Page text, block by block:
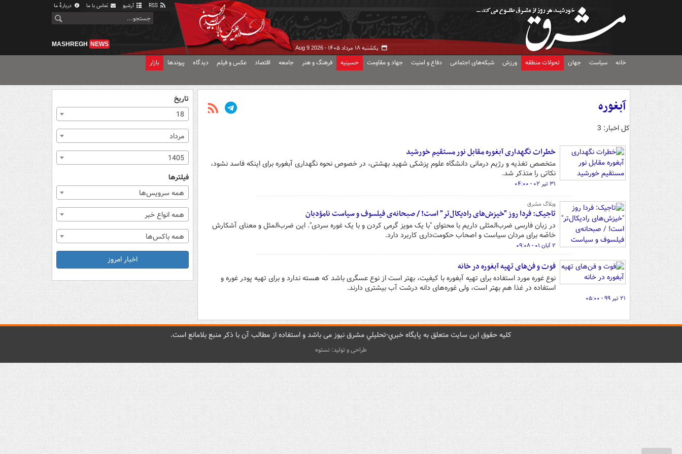
آرشیو تماس با ما دربارهٔ ما
یکشنبه ۱۸ مرداد ۱۴۰۵ - Aug 9 2026
MASHREGH NEWS
خانه سیاست جهان تحولات منطقه ورزش شبکه‌های اجتماعی دفاع و امنیت جهاد و مقاومت حسینیه فرهنگ و هنر جامعه اقتصاد عکس و فیلم دیدگاه پیوندها بازار
آبغوره
کل اخبار: 3
خطرات نگهداری آبغوره مقابل نور مستقیم خورشید
متخصص تغذیه و رژیم درمانی دانشگاه علوم پزشکی شهید بهشتی، در خصوص نحوه نگهداری آبغوره برای اینکه فاسد نشود،
نکاتی را متذکر شد.
۳۱ تیر ۰۲ - ۰۴:۰۰
وبلاگ مشرق
تاجیک: فردا روز "خیزش‌های رادیکال‌تر" است! / صبحانه‌ی فیلسوف و سیاست نامؤدبان
در زبان فارسی ضرب‌المثلی داریم با محتوای "با یک مویز گرمی کردن و با یک غوره سردی". این ضرب‌المثل و معنای آشکارش
خاصّه برای مردان سیاست و اصحاب حکومت‌داری کاربرد دارد.
۲ آبان ۰۱ - ۰۹:۰۸
فوت و فن‌های تهیه آبغوره در خانه
نوع غوره مورد استفاده برای تهیه آبغوره با کیفیت، بهتر است از نوع عسگری باشد که هسته ندارد و برای تهیه پودر غوره و
استفاده در غذا هم بهتر است، ولی غوره‌های دانه درشت آب بیشتری دارند.
۲۱ تیر ۹۹ - ۰۵:۰۰
تاریخ
18
مرداد
1405
فیلترها
همه سرویس‌ها
همه انواع خبر
همه باکس‌ها
اخبار امروز
کليه حقوق اين سايت متعلق به پایگاه خبري-تحليلي مشرق نيوز می باشد و استفاده از مطالب آن با ذکر منبع بلامانع است.
طراحی و تولید: نستوه